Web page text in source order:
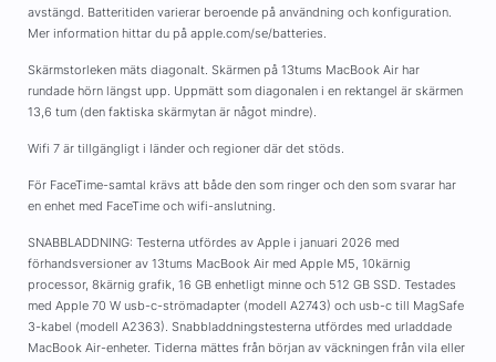
avstängd. Batteritiden varierar beroende på användning och konfiguration.
Mer information hittar du på apple.com/se/batteries.
Skärmstorleken mäts diagonalt. Skärmen på 13tums MacBook Air har
rundade hörn längst upp. Uppmätt som diagonalen i en rektangel är skärmen
13,6 tum (den faktiska skärmytan är något mindre).
Wifi 7 är tillgängligt i länder och regioner där det stöds.
För FaceTime-samtal krävs att både den som ringer och den som svarar har
en enhet med FaceTime och wifi-anslutning.
SNABBLADDNING: Testerna utfördes av Apple i januari 2026 med
förhandsversioner av 13tums MacBook Air med Apple M5, 10kärnig
processor, 8kärnig grafik, 16 GB enhetligt minne och 512 GB SSD. Testades
med Apple 70 W usb-c-strömadapter (modell A2743) och usb-c till MagSafe
3-kabel (modell A2363). Snabbladdningstesterna utfördes med urladdade
MacBook Air-enheter. Tiderna mättes från början av väckningen från vila eller